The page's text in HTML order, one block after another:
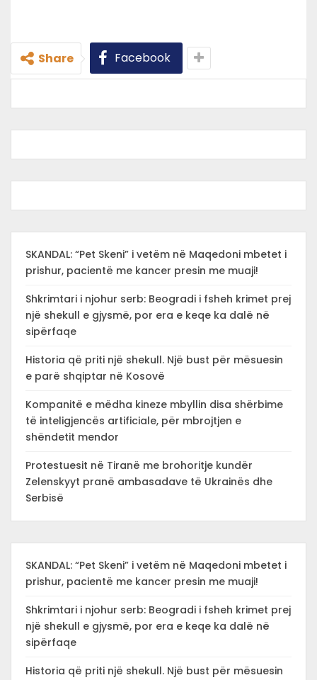
Share Facebook
SKANDAL: “Pet Skeni” i vetëm në Maqedoni mbetet i
prishur, pacientë me kancer presin me muaji!
Shkrimtari i njohur serb: Beogradi i fsheh krimet prej
një shekull e gjysmë, por era e keqe ka dalë në
sipërfaqe
Historia që priti një shekull. Një bust për mësuesin
e parë shqiptar në Kosovë
Kompanitë e mëdha kineze mbyllin disa shërbime
të inteligjencës artificiale, për mbrojtjen e
shëndetit mendor
Protestuesit në Tiranë me brohoritje kundër
Zelenskyyt pranë ambasadave të Ukrainës dhe
Serbisë
SKANDAL: “Pet Skeni” i vetëm në Maqedoni mbetet i
prishur, pacientë me kancer presin me muaji!
Shkrimtari i njohur serb: Beogradi i fsheh krimet prej
një shekull e gjysmë, por era e keqe ka dalë në
sipërfaqe
Historia që priti një shekull. Një bust për mësuesin